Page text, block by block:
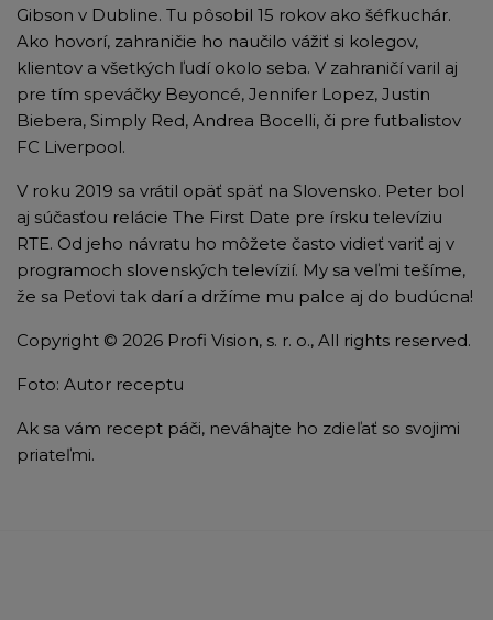
Gibson v Dubline. Tu pôsobil 15 rokov ako šéfkuchár.
Ako hovorí, zahraničie ho naučilo vážiť si kolegov,
klientov a všetkých ľudí okolo seba. V zahraničí varil aj
pre tím speváčky Beyoncé, Jennifer Lopez, Justin
Biebera, Simply Red, Andrea Bocelli, či pre futbalistov
FC Liverpool.
V roku 2019 sa vrátil opäť späť na Slovensko. Peter bol
aj súčasťou relácie The First Date pre írsku televíziu
RTE. Od jeho návratu ho môžete často vidieť variť aj v
programoch slovenských televízií. My sa veľmi tešíme,
že sa Peťovi tak darí a držíme mu palce aj do budúcna!
Copyright © 2026 Profi Vision, s. r. o., All rights reserved.
Foto: Autor receptu
Ak sa vám recept páči, neváhajte ho zdieľať so svojimi
priateľmi.